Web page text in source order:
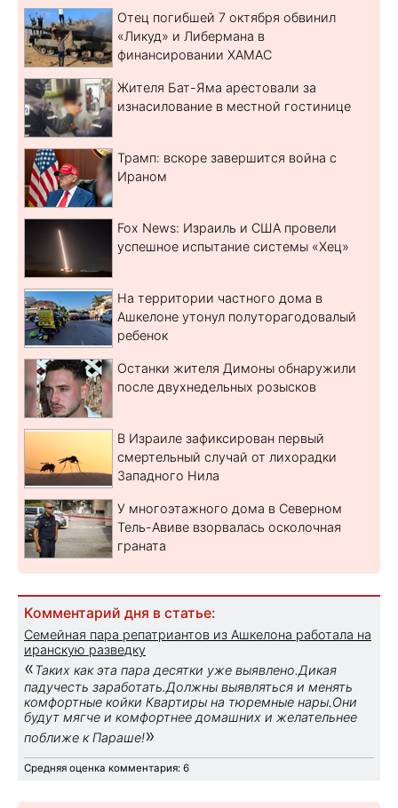
Отец погибшей 7 октября обвинил
«Ликуд» и Либермана в
финансировании ХАМАС
Жителя Бат-Яма арестовали за
изнасилование в местной гостинице
Трамп: вскоре завершится война с
Ираном
Fox News: Израиль и США провели
успешное испытание системы «Хец»
На территории частного дома в
Ашкелоне утонул полуторагодовалый
ребенок
Останки жителя Димоны обнаружили
после двухнедельных розысков
В Израиле зафиксирован первый
смертельный случай от лихорадки
Западного Нила
У многоэтажного дома в Северном
Тель-Авиве взорвалась осколочная
граната
Комментарий дня в статье:
Семейная пара репатриантов из Ашкелона работала на
иранскую разведку
«Таких как эта пара десятки уже выявлено.Дикая
падучесть заработать.Должны выявляться и менять
комфортные койки Квартиры на тюремные нары.Они
будут мягче и комфортнее домашних и желательнее
поближе к Параше!»
Средняя оценка комментария: 6